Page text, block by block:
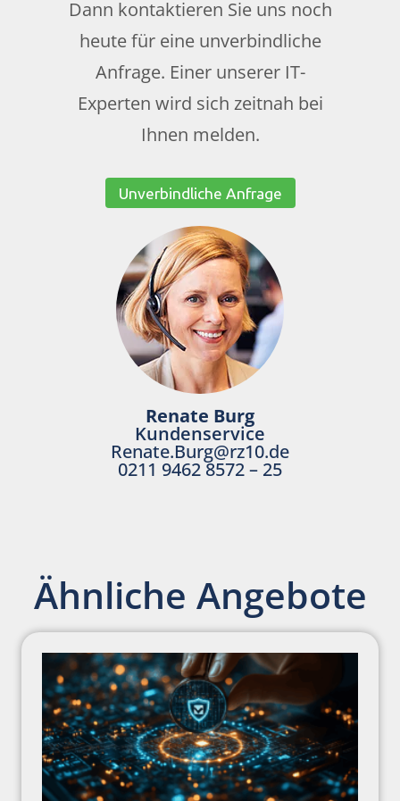
Dann kontaktieren Sie uns noch
heute für eine unverbindliche
Anfrage. Einer unserer IT-
Experten wird sich zeitnah bei
Ihnen melden.
Unverbindliche Anfrage
Renate Burg
Kundenservice
Renate.Burg@rz10.de
0211 9462 8572 – 25
Ähnliche Angebote